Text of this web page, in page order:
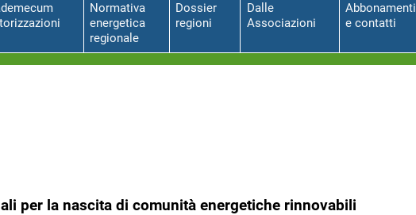
Normativa
energetica
regionale
Dossier
regioni
Dalle
Associazioni
Abbonamenti
e contatti
per la nascita di comunità energetiche rinnovabili